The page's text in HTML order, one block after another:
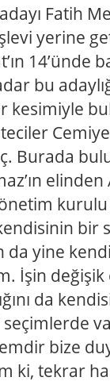
Fatih
yerine
14’ünde
bu
kesimiyle
Burada
bir
da yine
İşin
da
bize
ki, tekrar